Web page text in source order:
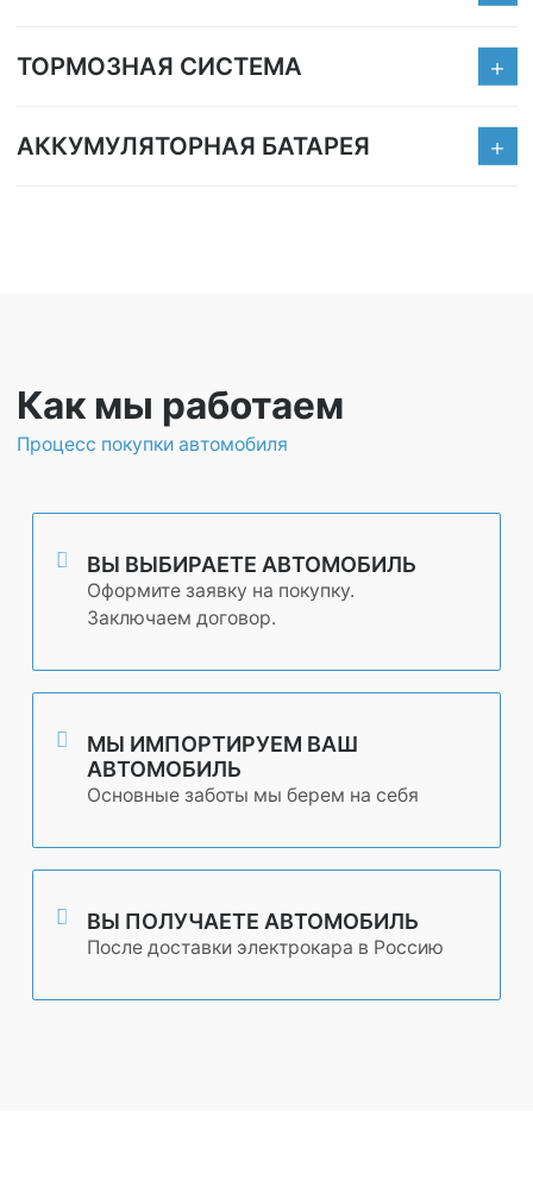
ТОРМОЗНАЯ СИСТЕМА
АККУМУЛЯТОРНАЯ БАТАРЕЯ
Как мы работаем
Процесс покупки автомобиля
ВЫ ВЫБИРАЕТЕ АВТОМОБИЛЬ
Оформите заявку на покупку.
Заключаем договор.
МЫ ИМПОРТИРУЕМ ВАШ
АВТОМОБИЛЬ
Основные заботы мы берeм на себя
ВЫ ПОЛУЧАЕТЕ АВТОМОБИЛЬ
После доставки электрокара в Россию